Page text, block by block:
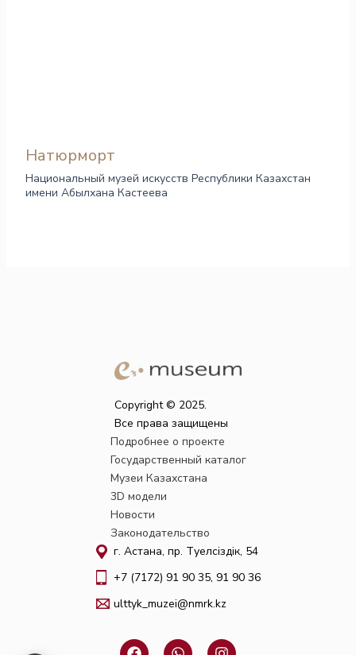
Натюрморт
Национальный музей искусств Республики Казахстан
имени Абылхана Кастеева
Copyright © 2025.
Все права защищены
Подробнее о проекте
Государственный каталог
Музеи Казахстана
3D модели
Новости
Законодательство
г. Астана, пр. Тәуелсіздік, 54
+7 (7172) 91 90 35, 91 90 36
ulttyk_muzei@nmrk.kz
F W I